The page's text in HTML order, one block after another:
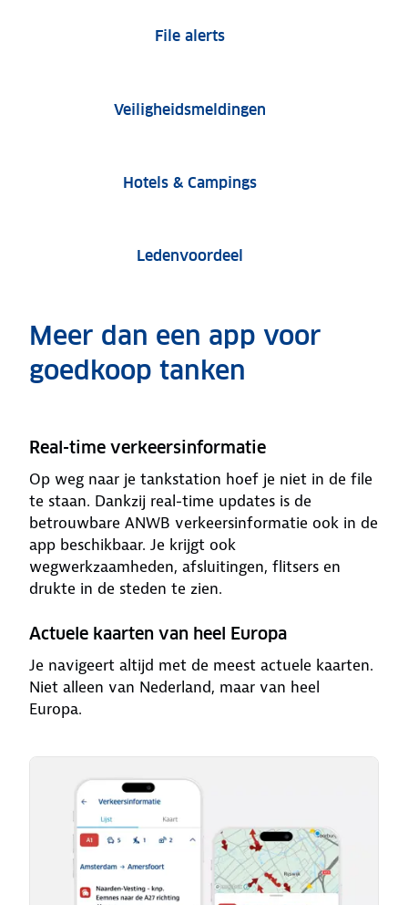
File alerts
Veiligheidsmeldingen
Hotels & Campings
Ledenvoordeel
Meer dan een app voor
goedkoop tanken
Real-time verkeersinformatie
Op weg naar je tankstation hoef je niet in de file
te staan. Dankzij real-time updates is de
betrouwbare ANWB verkeersinformatie ook in de
app beschikbaar. Je krijgt ook
wegwerkzaamheden, afsluitingen, flitsers en
drukte in de steden te zien.
Actuele kaarten van heel Europa
Je navigeert altijd met de meest actuele kaarten.
Niet alleen van Nederland, maar van heel
Europa.